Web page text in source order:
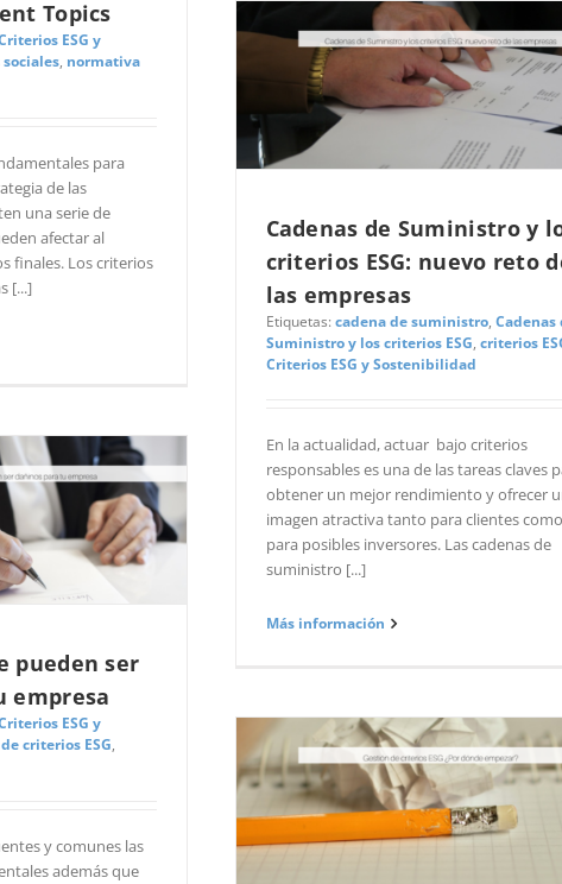
Topics
ESG y
, normativa
para
de las
una serie de
afectar al
finales. Los criterios
[...]
Cadenas de Suministro y
criterios ESG: nuevo reto
las empresas
Etiquetas: cadena de suministro, Cadenas
Suministro y los criterios ESG, criterios
Criterios ESG y Sostenibilidad
En la actualidad, actuar bajo criterios
responsables es una de las tareas claves
obtener un mejor rendimiento y ofrecer
imagen atractiva tanto para clientes como
para posibles inversores. Las cadenas de
suministro [...]
Más información
pueden ser
empresa
ESG y
criterios ESG,
y comunes las
además que
Workflow de solicitudes de Ordenes de Compra
Compra agregada